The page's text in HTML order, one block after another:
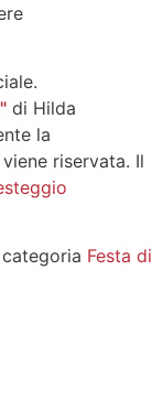
di Hilda
la
riservata. Il
Festa di